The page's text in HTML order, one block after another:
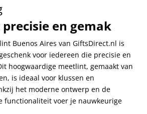
en gemak
Buenos Aires van GiftsDirect.nl is
voor iedereen die precisie en
hoogwaardige meetlint, gemaakt van
is ideaal voor klussen en
het moderne ontwerp en de
functionaliteit voer je nauwkeurige